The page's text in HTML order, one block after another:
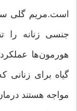
است.مریم گلی
جنسی زنانه را
هورمون‌ها
گیاه برای
مواجه هستند